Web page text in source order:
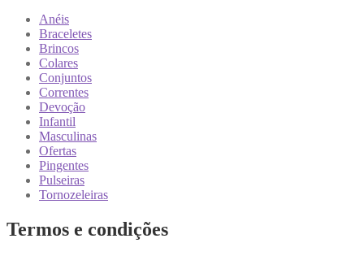
Anéis
Braceletes
Brincos
Colares
Conjuntos
Correntes
Devoção
Infantil
Masculinas
Ofertas
Pingentes
Pulseiras
Tornozeleiras
Termos e condições